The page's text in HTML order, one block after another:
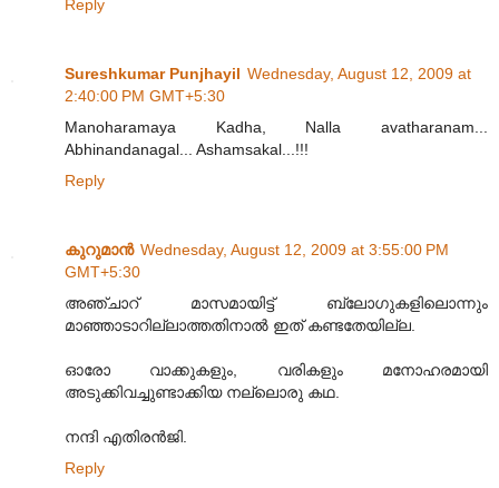
Reply
Sureshkumar Punjhayil Wednesday, August 12, 2009 at
2:40:00 PM GMT+5:30
Manoharamaya Kadha, Nalla avatharanam...
Abhinandanagal... Ashamsakal...!!!
Reply
കുറുമാന്‍ Wednesday, August 12, 2009 at 3:55:00 PM
GMT+5:30
അഞ്ചാറ് മാസമായിട്ട് ബ്ലോഗുകളിലൊന്നും
മാഞ്ഞാടാറില്ലാത്തതിനാല്‍ ഇത് കണ്ടതേയില്ല.
ഓരോ വാക്കുകളും, വരികളും മനോഹരമായി
അടുക്കിവച്ചുണ്ടാക്കിയ നല്ലൊരു കഥ.
നന്ദി എതിരന്‍ജി.
Reply